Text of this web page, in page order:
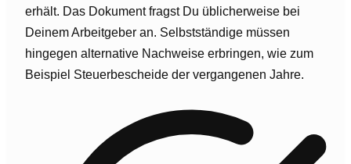
erhält. Das Dokument fragst Du üblicherweise bei
Deinem Arbeitgeber an. Selbstständige müssen
hingegen alternative Nachweise erbringen, wie zum
Beispiel Steuerbescheide der vergangenen Jahre.